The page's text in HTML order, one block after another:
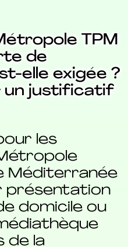
TPM
de
elle exigée ?
un justificatif
les
Méditerranée
présentation
domicile ou
de la